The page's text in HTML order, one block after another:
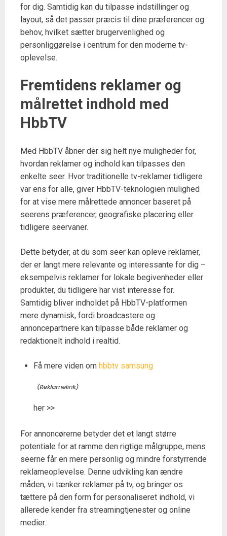
for dig. Samtidig kan du tilpasse indstillinger og
layout, så det passer præcis til dine præferencer og
behov, hvilket sætter brugervenlighed og
personliggørelse i centrum for den moderne tv-
oplevelse.
Fremtidens reklamer og
målrettet indhold med
HbbTV
Med HbbTV åbner der sig helt nye muligheder for,
hvordan reklamer og indhold kan tilpasses den
enkelte seer. Hvor traditionelle tv-reklamer tidligere
var ens for alle, giver HbbTV-teknologien mulighed
for at vise mere målrettede annoncer baseret på
seerens præferencer, geografiske placering eller
tidligere seervaner.
Dette betyder, at du som seer kan opleve reklamer,
der er langt mere relevante og interessante for dig –
eksempelvis reklamer for lokale begivenheder eller
produkter, du tidligere har vist interesse for.
Samtidig bliver indholdet på HbbTV-platformen
mere dynamisk, fordi broadcastere og
annoncepartnere kan tilpasse både reklamer og
redaktionelt indhold i realtid.
Få mere viden om hbbtv samsung
her >>
For annoncørerne betyder det et langt større
potentiale for at ramme den rigtige målgruppe, mens
seerne får en mere personlig og mindre forstyrrende
reklameoplevelse. Denne udvikling kan ændre
måden, vi tænker reklamer på tv, og bringer os
tættere på den form for personaliseret indhold, vi
allerede kender fra streamingtjenester og online
medier.